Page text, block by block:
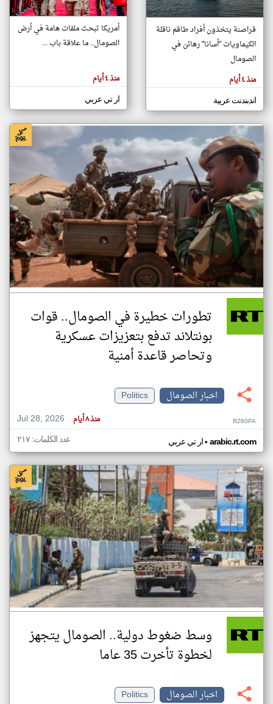
تغيير الدولة
اخبار الصومال على مدار الساعة
أهم اخبار الصومال العاجلة والمباشرة
المقالات
هنا عن
وجهة
كاتبيها.
قراصنة يتخذون أفراد طاقم ناقلة
الكيماويات "أسانا" رهائن في
الصومال
منذ ٤ أيام
اندبندنت عربية
أمريكا تبحث ملفات هامة في أرض
الصومال.. ما علاقة باب ...
منذ ٤ أيام
ار تي عربي
تطورات خطيرة في الصومال.. قوات
بونتلاند تدفع بتعزيزات عسكرية
وتحاصر قاعدة أمنية
اخبار الصومال
Politics
Jul 28, 2026
منذ ٨ أيام RZ60PA
ار تي عربي• arabic.rt.com عدد الكلمات: ٢١٧
وسط ضغوط دولية.. الصومال يتجهز
لخطوة تأخرت 35 عاما
اخبار الصومال
Politics
klyoum.com